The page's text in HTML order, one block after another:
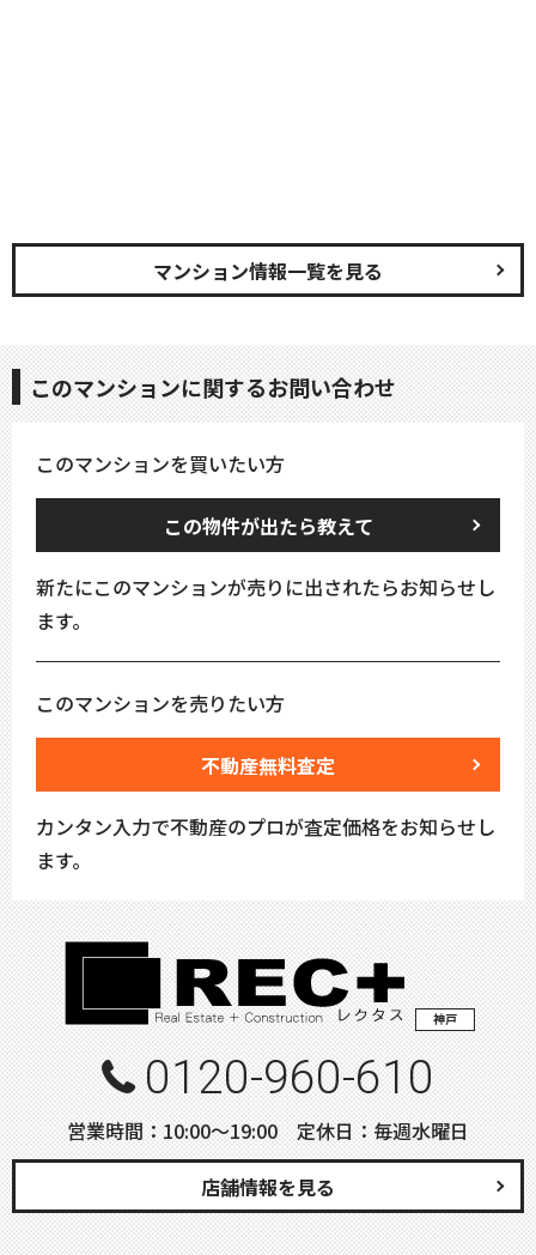
マンション情報一覧を見る
このマンションに関するお問い合わせ
このマンションを買いたい方
この物件が出たら教えて
新たにこのマンションが売りに出されたらお知らせし
ます。
このマンションを売りたい方
不動産無料査定
カンタン入力で不動産のプロが査定価格をお知らせし
ます。
神戸
0120-960-610
営業時間：10:00〜19:00 定休日：毎週水曜日
店舗情報を見る